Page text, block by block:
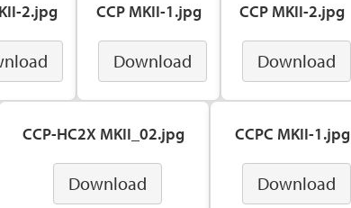
2.jpg CCP MKII-1.jpg
Download
CCP MKII-2.jpg
Download
CCP-HC2X MKII_02.jpg
Download
CCPC MKII-1.jpg
Download